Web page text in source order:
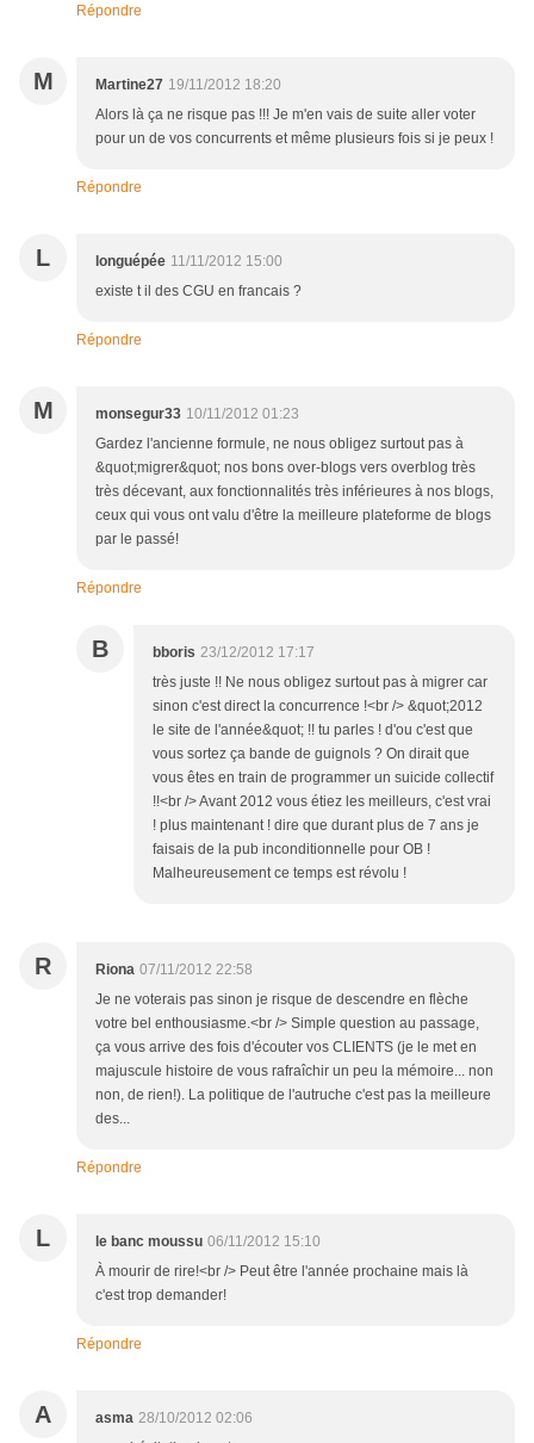
Répondre
M Martine27 19/11/2012 18:20
Alors là ça ne risque pas !!! Je m'en vais de suite aller voter
pour un de vos concurrents et même plusieurs fois si je peux !
Répondre
L longuépée 11/11/2012 15:00
existe t il des CGU en francais ?
Répondre
M monsegur33 10/11/2012 01:23
Gardez l'ancienne formule, ne nous obligez surtout pas à
&quot;migrer&quot; nos bons over-blogs vers overblog très
très décevant, aux fonctionnalités très inférieures à nos blogs,
ceux qui vous ont valu d'être la meilleure plateforme de blogs
par le passé!
Répondre
B bboris 23/12/2012 17:17
très juste !! Ne nous obligez surtout pas à migrer car
sinon c'est direct la concurrence !<br /> &quot;2012
le site de l'année&quot; !! tu parles ! d'ou c'est que
vous sortez ça bande de guignols ? On dirait que
vous êtes en train de programmer un suicide collectif
!!<br /> Avant 2012 vous étiez les meilleurs, c'est vrai
! plus maintenant ! dire que durant plus de 7 ans je
faisais de la pub inconditionnelle pour OB !
Malheureusement ce temps est révolu !
R Riona 07/11/2012 22:58
Je ne voterais pas sinon je risque de descendre en flèche
votre bel enthousiasme.<br /> Simple question au passage,
ça vous arrive des fois d'écouter vos CLIENTS (je le met en
majuscule histoire de vous rafraîchir un peu la mémoire... non
non, de rien!). La politique de l'autruche c'est pas la meilleure
des...
Répondre
L le banc moussu 06/11/2012 15:10
À mourir de rire!<br /> Peut être l'année prochaine mais là
c'est trop demander!
Répondre
A asma 28/10/2012 02:06